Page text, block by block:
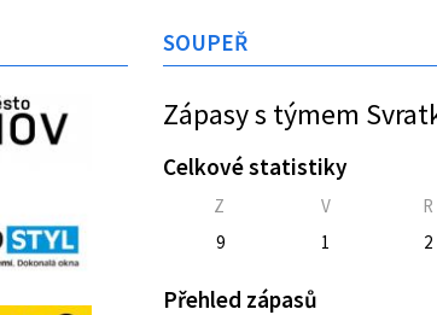
SOUPEŘ
Zápasy s týmem
Celkové statistiky
Z V R
9
1 2
Přehled zápasů